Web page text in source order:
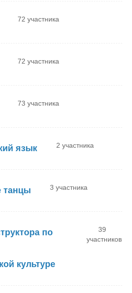
72 участника
72 участника
73 участника
язык 2 участника
танцы 3 участника
по
культуре
39
участников